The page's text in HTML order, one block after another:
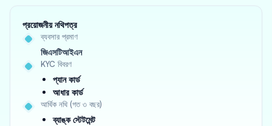
প্রয়োজনীয় নথিপত্র
ব্যবসার প্রমাণ
জিএসটিআইএন
KYC বিবরণ
প্যান কার্ড
আধার কার্ড
আর্থিক নথি (গত ৩ বছর)
ব্যাঙ্ক স্টেটমেন্ট